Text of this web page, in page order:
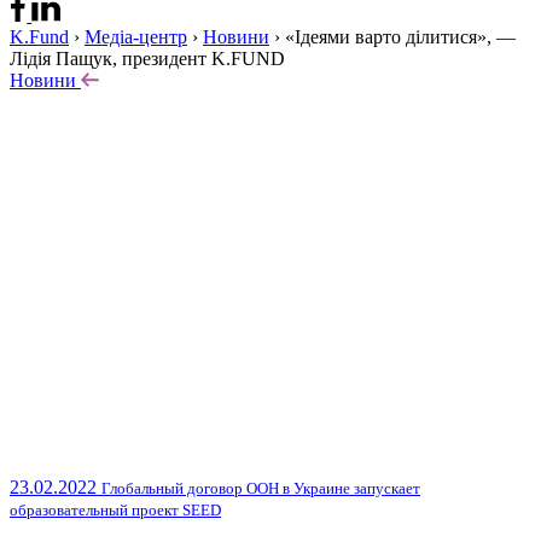
K.Fund › Медіа-центр › Новини › «Ідеями варто ділитися», —
Лідія Пащук, президент K.FUND
Новини
23.02.2022 Глобальный договор ООН в Украине запускает
образовательный проект SEED